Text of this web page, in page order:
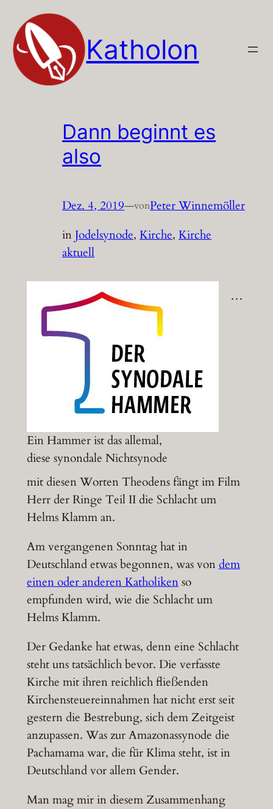
Inhalt
springen
Katholon
Dann beginnt es
also
Dez. 4, 2019—vonPeter Winnemöller
inJodelsynode, Kirche, Kirche
aktuell
Ein Hammer ist das allemal,
diese synondale Nichtsynode
…
mit diesen Worten Theodens fängt im Film
Herr der Ringe Teil II die Schlacht um
Helms Klamm an.
Am vergangenen Sonntag hat in
Deutschland etwas begonnen, was vondem
einen oder anderen Katholikenso
empfunden wird, wie die Schlacht um
Helms Klamm.
Der Gedanke hat etwas, denn eine Schlacht
steht uns tatsächlich bevor. Die verfasste
Kirche mit ihren reichlich fließenden
Kirchensteuereinnahmen hat nicht erst seit
gestern die Bestrebung, sich dem Zeitgeist
anzupassen. Was zur Amazonassynode die
Pachamama war, die für Klima steht, ist in
Deutschland vor allem Gender.
Man mag mir in diesem Zusammenhang